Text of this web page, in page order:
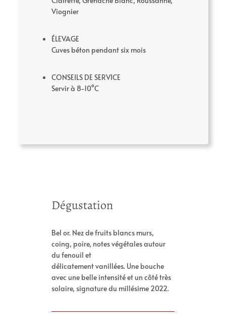
Viognier
ÉLEVAGE
Cuves béton pendant six mois
CONSEILS DE SERVICE
Servir à 8-10°C
tt
u
s
a
e
u
r
Dégustation
Bel or. Nez de fruits blancs murs,
coing, poire, notes végétales autour
du fenouil et
délicatement vanillées. Une bouche
avec une belle intensité et un côté très
solaire, signature du millésime 2022.